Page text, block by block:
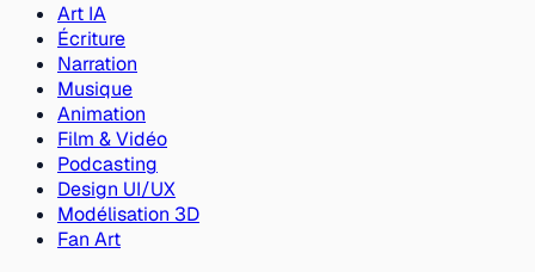
Art IA
Écriture
Narration
Musique
Animation
Film & Vidéo
Podcasting
Design UI/UX
Modélisation 3D
Fan Art